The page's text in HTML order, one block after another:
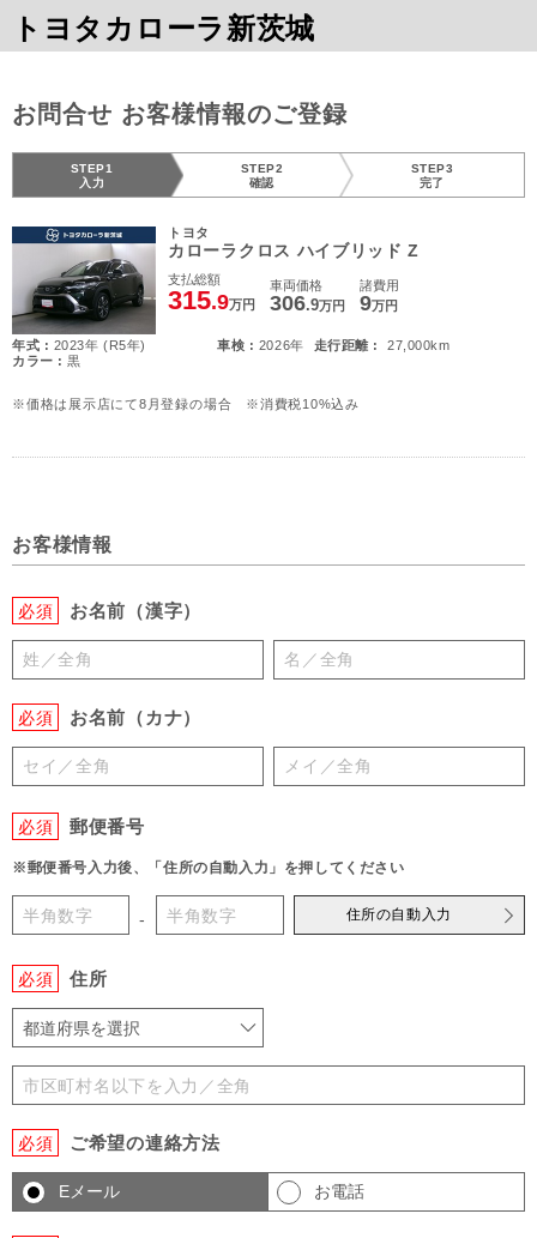
トヨタカローラ新茨城
お問合せ お客様情報のご登録
STEP1
入力
STEP2
確認
STEP3
完了
トヨタ
カローラクロス ハイブリッド Z
支払総額
315.9万円
車両価格
306.9万円
諸費用
9万円
年式 : 2023年 (R5年) 車検 : 2026年 走行距離 :
27,000km
カラー :黒
※価格は展示店にて8月登録の場合 ※消費税10%込み
お客様情報
必須 お名前（漢字）
必須 お名前（カナ）
必須 郵便番号
※郵便番号入力後、「住所の自動入力」を押してください
- 住所の自動入力
必須 住所
都道府県を選択
必須 ご希望の連絡方法
Eメール お電話